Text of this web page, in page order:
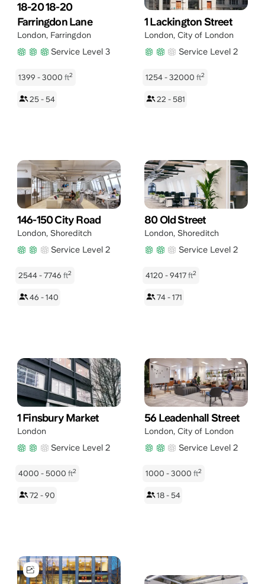
18-20 18-20
Farringdon Lane
London, Farringdon
Service Level 3
1399 - 3000 ft2
25 - 54
1 Lackington Street
London, City of London
Service Level 2
1254 - 32000 ft2
22 - 581
146-150 City Road
London, Shoreditch
Service Level 2
2544 - 7746 ft2
46 - 140
80 Old Street
London, Shoreditch
Service Level 2
4120 - 9417 ft2
74 - 171
1 Finsbury Market
London
Service Level 2
4000 - 5000 ft2
72 - 90
56 Leadenhall Street
London, City of London
Service Level 2
1000 - 3000 ft2
18 - 54